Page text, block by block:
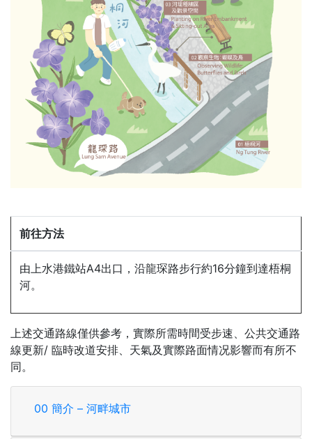
前往方法
由上水港鐵站A4出口，沿龍琛路步行約16分鐘到達梧桐
河。
上述交通路線僅供參考，實際所需時間受步速、公共交通路
線更新/ 臨時改道安排、天氣及實際路面情况影響而有所不
同。
00 簡介 – 河畔城市